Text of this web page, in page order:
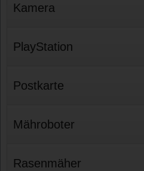
Kamera
PlayStation
Postkarte
Mähroboter
Rasenmäher